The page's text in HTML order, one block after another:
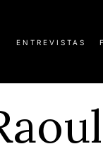
ENTREVISTAS